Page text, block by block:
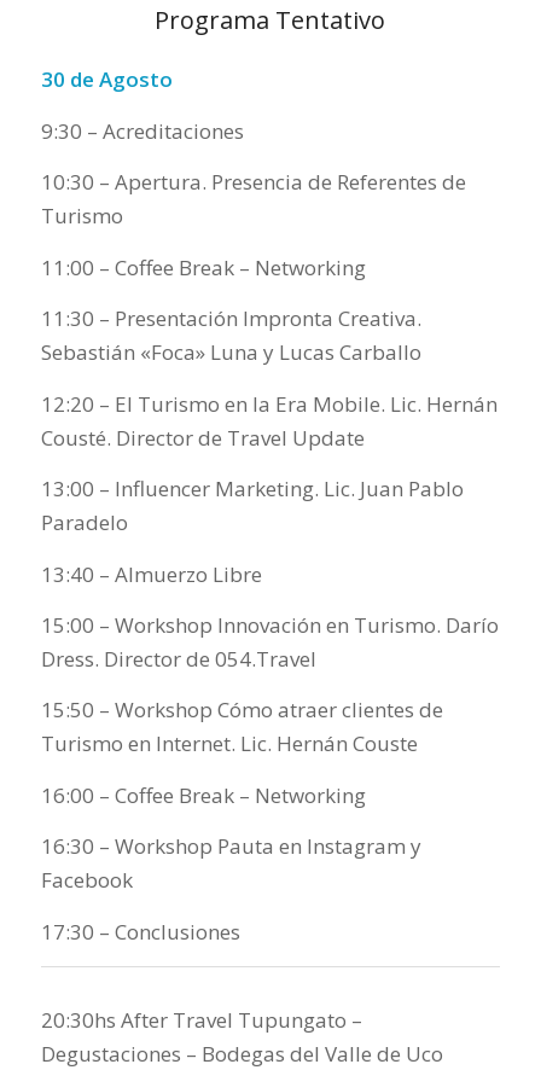
Programa Tentativo
30 de Agosto
9:30 – Acreditaciones
10:30 – Apertura. Presencia de Referentes de
Turismo
11:00 – Coffee Break – Networking
11:30 – Presentación Impronta Creativa.
Sebastián «Foca» Luna y Lucas Carballo
12:20 – El Turismo en la Era Mobile. Lic. Hernán
Cousté. Director de Travel Update
13:00 – Influencer Marketing. Lic. Juan Pablo
Paradelo
13:40 – Almuerzo Libre
15:00 – Workshop Innovación en Turismo. Darío
Dress. Director de 054.Travel
15:50 – Workshop Cómo atraer clientes de
Turismo en Internet. Lic. Hernán Couste
16:00 – Coffee Break – Networking
16:30 – Workshop Pauta en Instagram y
Facebook
17:30 – Conclusiones
20:30hs After Travel Tupungato –
Degustaciones – Bodegas del Valle de Uco